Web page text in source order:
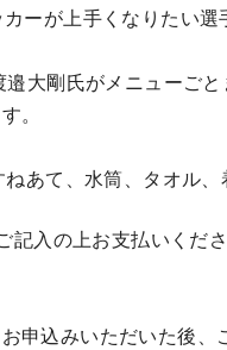
ーが上手くなりたい選
大剛氏がメニューごと
。
あて、水筒、タオル、
記入の上お支払いくだ
申込みいただいた後、